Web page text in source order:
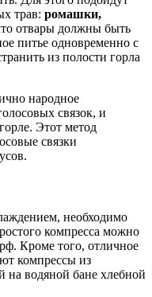
трав: ромашки,
отвары должны быть
питье одновременно с
из полости горла
народное
связок, и
Этот метод
связки
необходимо
компресса можно
Кроме того, отличное
компрессы из
на водяной бане хлебной